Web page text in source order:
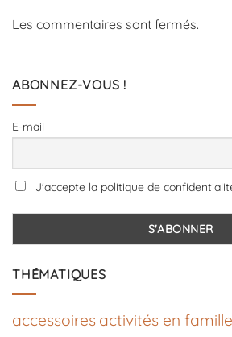
Les commentaires sont fermés.
ABONNEZ-VOUS !
E-mail
J'accepte la politique de
THÉMATIQUES
accessoires activités en famille